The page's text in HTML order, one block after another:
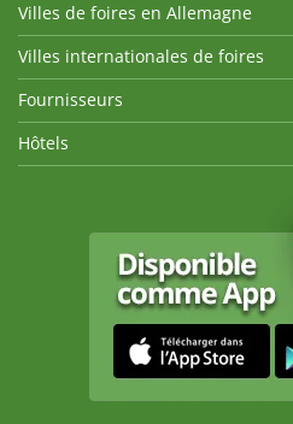
Villes de foires en Allemagne
Villes internationales de foires
Fournisseurs
Hôtels